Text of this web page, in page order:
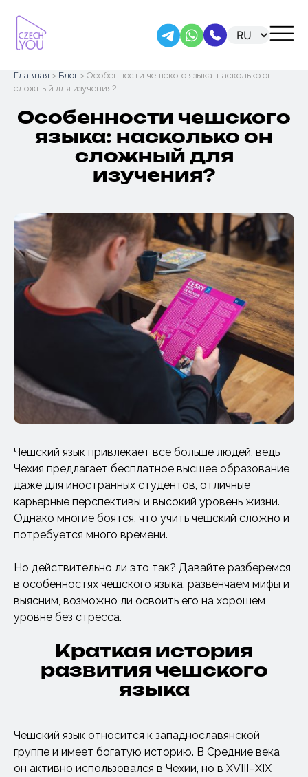
content
Главная > Блог > Особенности чешского языка: насколько он
сложный для изучения?
Особенности чешского
языка: насколько он
сложный для
изучения?
Чешский язык привлекает все больше людей, ведь
Чехия предлагает бесплатное высшее образование
даже для иностранных студентов, отличные
карьерные перспективы и высокий уровень жизни.
Однако многие боятся, что учить чешский сложно и
потребуется много времени.
Но действительно ли это так? Давайте разберемся
в особенностях чешского языка, развенчаем мифы и
выясним, возможно ли освоить его на хорошем
уровне без стресса.
Краткая история
развития чешского
языка
Чешский язык относится к западнославянской
группе и имеет богатую историю. В Средние века
он активно использовался в Чехии, но в XVIII–XIX